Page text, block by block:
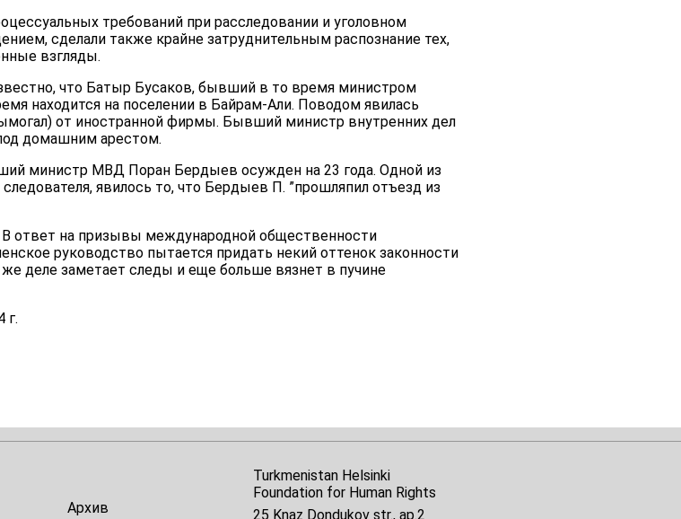
требований при расследовании и уголовном
сделали также крайне затруднительным распознание тех,
взгляды.
что Батыр Бусаков, бывший в то время министром
находится на поселении в Байрам-Али. Поводом явилась
от иностранной фирмы. Бывший министр внутренних дел
домашним арестом.
министр МВД Поран Бердыев осужден на 23 года. Одной из
явилось то, что Бердыев П. ”прошляпил отъезд из
ответ на призывы международной общественности
руководство пытается придать некий оттенок законности
деле заметает следы и еще больше вязнет в пучине
г.
Архив
Turkmenistan Helsinki
Foundation for Human Rights
25 Knaz Dondukov str., ap.2